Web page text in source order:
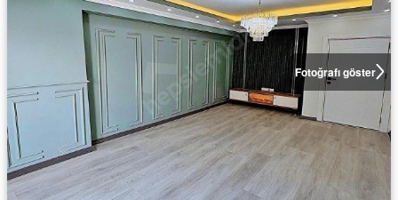
Fotoğrafı göster